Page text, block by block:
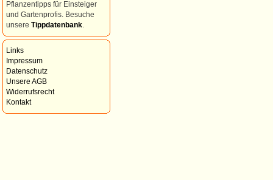
Pflanzentipps für Einsteiger
und Gartenprofis. Besuche
unsere Tippdatenbank
Links
Impressum
Datenschutz
Unsere AGB
Widerrufsrecht
Kontakt